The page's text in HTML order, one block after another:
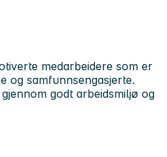
medarbeidere som er
og samfunnsengasjerte.
godt arbeidsmiljø og